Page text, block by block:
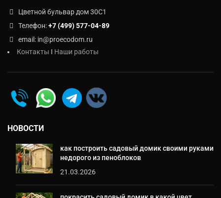
Цветной бульвар дом 30C1
Телефон:+7 (499) 577-04-89
email: in@proecodom.ru
Контакты I Наши работы
НОВОСТИ
как построить садовый домик своими руками
недорого из пеноблоков
21.03.2026